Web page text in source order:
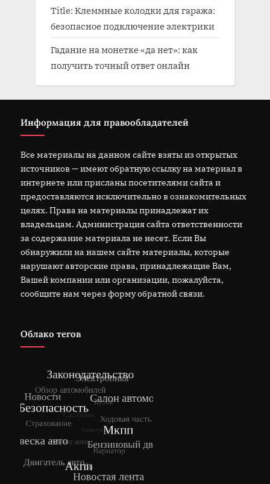
Title: Клеммные колодки для гаража:
безопасное подключение электрики
Гадание на монетке «да нет»: как
получить точный ответ онлайн
Информация для правообладателей
Все материалы на данном сайте взяты из открытых
источников — имеют обратную ссылку на материал в
интернете или присланы посетителями сайта и
предоставляются исключительно в ознакомительных
целях. Права на материалы принадлежат их
владельцам. Администрация сайта ответственности
за содержание материала не несет. Если Вы
обнаружили на нашем сайте материалы, которые
нарушают авторские права, принадлежащие Вам,
Вашей компании или организации, пожалуйста,
сообщите нам через форму обратной связи.
Облако тегов